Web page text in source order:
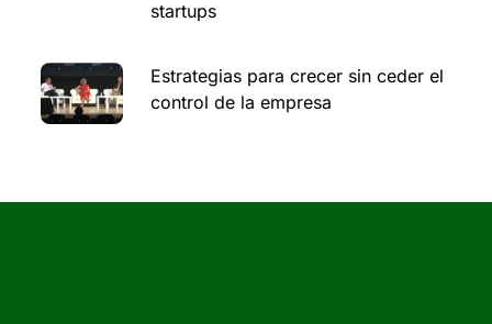
startups
Estrategias para crecer sin ceder el
control de la empresa